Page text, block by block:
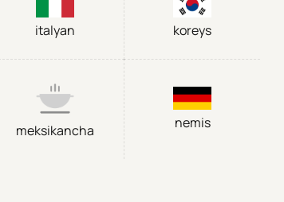
italyan koreys
meksikancha nemis